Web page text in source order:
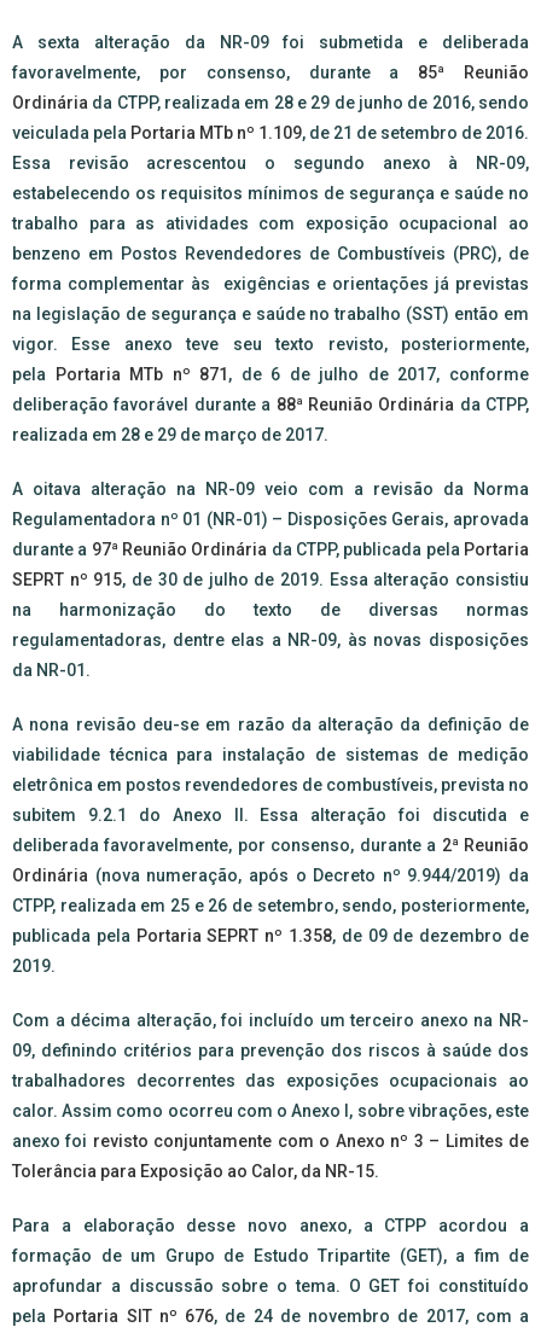
A sexta alteração da NR-09 foi submetida e deliberada
favoravelmente, por consenso, durante a 85ª Reunião
Ordinária da CTPP, realizada em 28 e 29 de junho de 2016, sendo
veiculada pela Portaria MTb nº 1.109, de 21 de setembro de 2016.
Essa revisão acrescentou o segundo anexo à NR-09,
estabelecendo os requisitos mínimos de segurança e saúde no
trabalho para as atividades com exposição ocupacional ao
benzeno em Postos Revendedores de Combustíveis (PRC), de
forma complementar às exigências e orientações já previstas
na legislação de segurança e saúde no trabalho (SST) então em
vigor. Esse anexo teve seu texto revisto, posteriormente,
pela
Portaria MTb nº 871 , de 6 de julho de 2017, conforme
deliberação favorável durante a 88ª Reunião Ordinária da CTPP,
realizada em 28 e 29 de março de 2017.
A oitava alteração na NR-09 veio com a revisão da Norma
Regulamentadora nº 01 (NR-01) – Disposições Gerais, aprovada
durante a 97ª Reunião Ordinária da CTPP, publicada pela Portaria
SEPRT nº 915, de 30 de julho de 2019. Essa alteração consistiu
na harmonização do texto de diversas normas
regulamentadoras, dentre elas a NR-09, às novas disposições
da NR-01.
A nona revisão deu-se em razão da alteração da definição de
viabilidade técnica para instalação de sistemas de medição
eletrônica em postos revendedores de combustíveis, prevista no
subitem 9.2.1 do Anexo II. Essa alteração foi discutida e
deliberada favoravelmente, por consenso, durante a 2ª Reunião
Ordinária (nova numeração, após o Decreto nº 9.944/2019) da
CTPP, realizada em 25 e 26 de setembro, sendo, posteriormente,
publicada pela Portaria SEPRT nº 1.358, de 09 de dezembro de
2019.
Com a décima alteração, foi incluído um terceiro anexo na NR-
09, definindo critérios para prevenção dos riscos à saúde dos
trabalhadores decorrentes das exposições ocupacionais ao
calor. Assim como ocorreu com o Anexo I, sobre vibrações, este
anexo foi revisto conjuntamente com o Anexo nº 3 – Limites de
Tolerância para Exposição ao Calor, da NR-15.
Para a elaboração desse novo anexo, a CTPP acordou a
formação de um Grupo de Estudo Tripartite (GET), a fim de
aprofundar a discussão sobre o tema. O GET foi constituído
pela Portaria SIT nº 676, de 24 de novembro de 2017, com a